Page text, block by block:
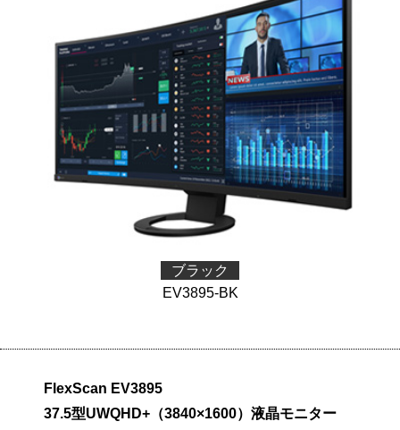
ブラック
EV3895-BK
FlexScan EV3895
37.5型UWQHD+（3840×1600）液晶モニター